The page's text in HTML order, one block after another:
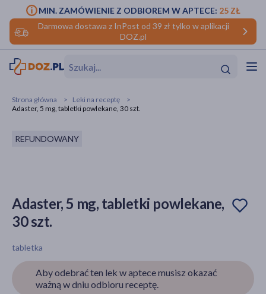
Darmowa dostawa z InPost od 39 zł tylko w aplikacji
DOZ.pl
MIN. ZAMÓWIENIE Z ODBIOREM W APTECE: 25 ZŁ
Hit
makijażu
Strona główna
Leki na receptę
Adaster, 5 mg, tabletki powlekane, 30 szt.
REFUNDOWANY
Adaster, 5 mg, tabletki powlekane,
30 szt.
tabletka
Aby odebrać ten lek w aptece musisz okazać
ważną w dniu odbioru receptę.